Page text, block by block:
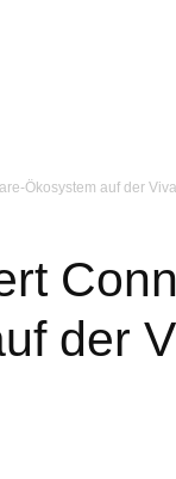
Ökosystem auf der
der